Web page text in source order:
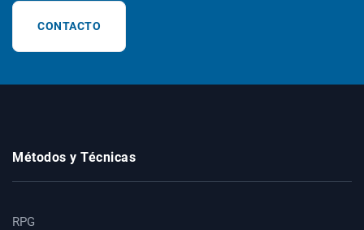
CONTACTO
Métodos y Técnicas
RPG